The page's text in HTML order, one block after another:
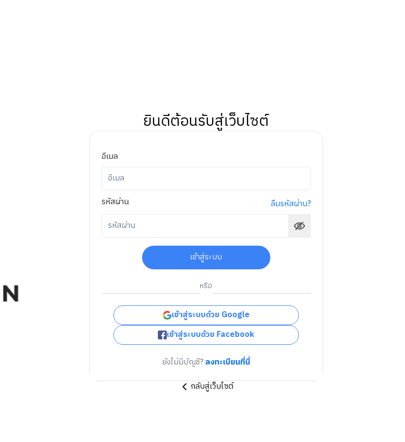
ยินดีต้อนรับสู่เว็บไซต์
อีเมล
รหัสผ่าน ลืมรหัสผ่าน?
เข้าสู่ระบบ
หรือ
เข้าสู่ระบบด้วย Google
เข้าสู่ระบบด้วย Facebook
ยังไม่มีบัญชี?ลงทะเบียนที่นี่
กลับสู่เว็บไซต์